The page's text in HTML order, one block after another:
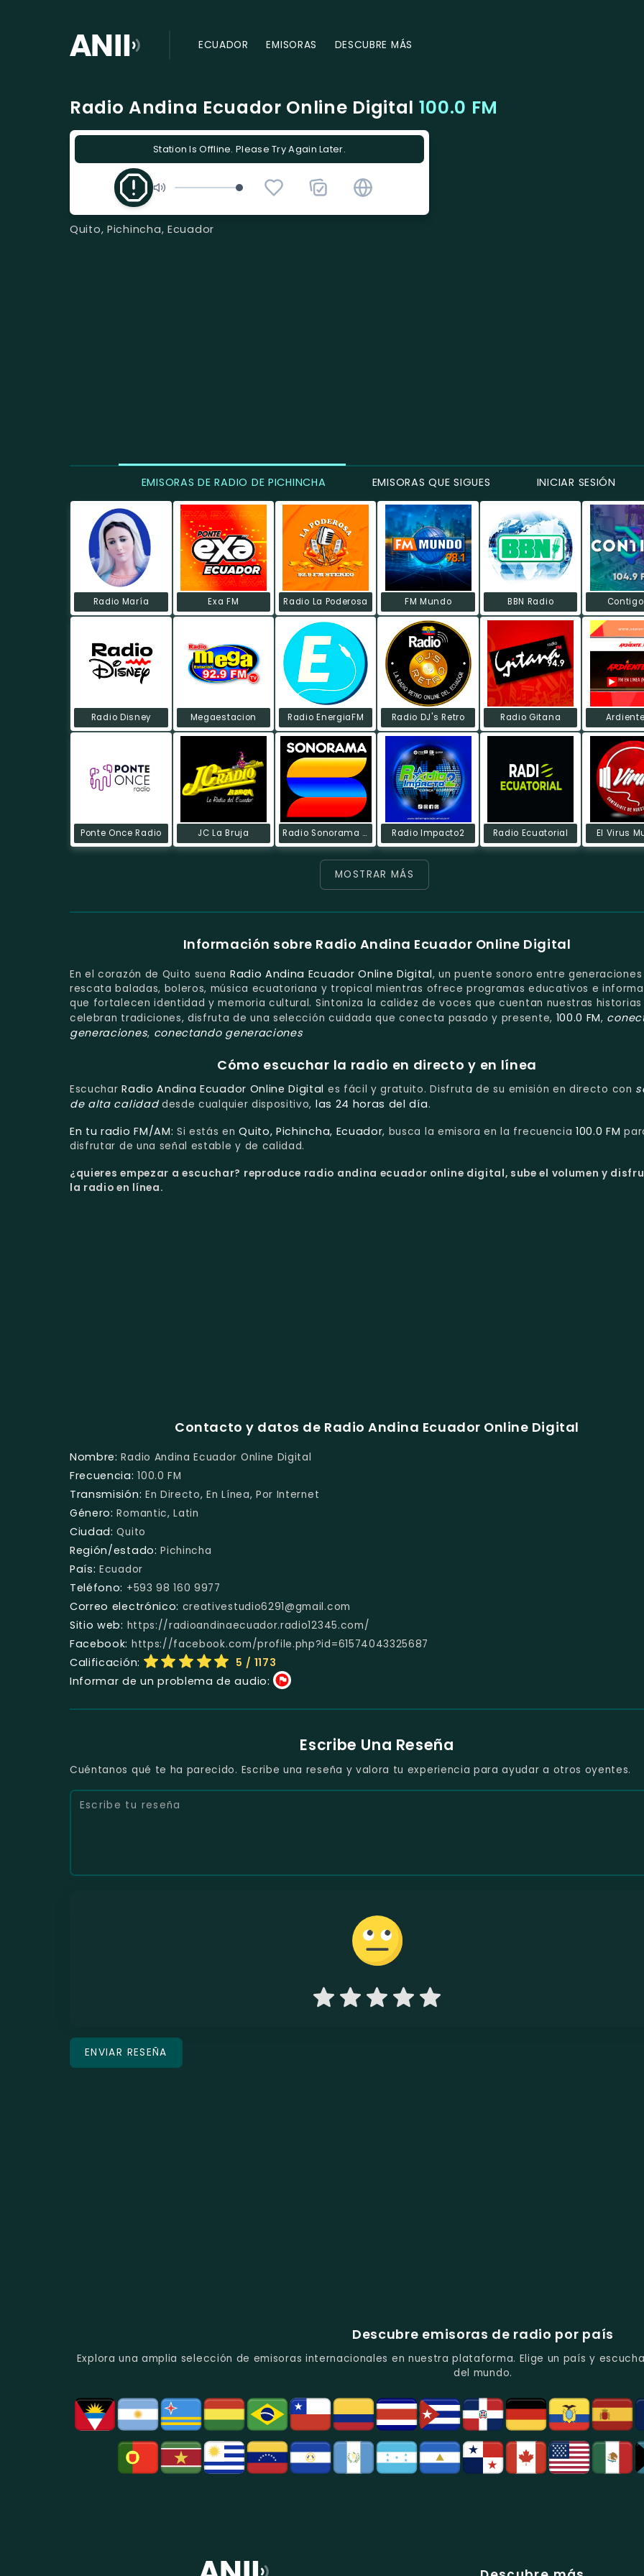
ECUADOR EMISORAS DESCUBRE MÁS
Radio Andina Ecuador Online Digital 100.0 FM
Station Is Offline. Please Try Again Later.
Quito, Pichincha, Ecuador
EMISORAS DE RADIO DE PICHINCHA EMISORAS QUE SIGUES INICIAR SESIÓN
Radio María Exa FM Radio La Poderosa FM Mundo BBN Radio Contigo
Radio Disney Megaestacion Radio EnergiaFM Radio DJ's Retro Radio Gitana
Ponte Once Radio JC La Bruja Radio Sonorama FM Radio Impacto2 Radio Ecuatorial El Virus
MOSTRAR MÁS
Información sobre Radio Andina Ecuador Online Digital
En el corazón de Quito suena Radio Andina Ecuador Online Digital, un puente sonoro entre generaciones
rescata baladas, boleros, música ecuatoriana y tropical mientras ofrece programas educativos e
que fortalecen identidad y memoria cultural. Sintoniza la calidez de voces que cuentan nuestras historias
celebran tradiciones, disfruta de una selección cuidada que conecta pasado y presente, 100.0 FM,
generaciones, conectando generaciones
Cómo escuchar la radio en directo y en línea
EscucharRadio Andina Ecuador Online Digital es fácil y gratuito. Disfruta de su emisión en directo con
de alta calidaddesde cualquier dispositivo, las 24 horas del día.
En tu radio FM/AM: Si estás enQuito, Pichincha, Ecuador, busca la emisora en la frecuencia100.0 FM
disfrutar de una señal estable y de calidad.
¿quieres empezar a escuchar? reproduce radio andina ecuador online digital, sube el volumen y
la radio en línea.
Contacto y datos de Radio Andina Ecuador Online Digital
Nombre: Radio Andina Ecuador Online Digital
Frecuencia: 100.0 FM
Transmisión: En Directo, En Línea, Por Internet
Género: Romantic, Latin
Ciudad: Quito
Región/estado: Pichincha
País: Ecuador
Teléfono: +593 98 160 9977
Correo electrónico: creativestudio6291@gmail.com
Sitio web: https://radioandinaecuador.radio12345.com/
Facebook: https://facebook.com/profile.php?id=61574043325687
Calificación: 5 / 1173
Informar de un problema de audio:
Escribe Una Reseña
Cuéntanos qué te ha parecido. Escribe una reseña y valora tu experiencia para ayudar a otros oyentes.
Descubre emisoras de radio por país
Explora una amplia selección de emisoras internacionales en nuestra plataforma. Elige un país y
del mundo.